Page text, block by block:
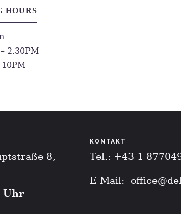
HOURS
2.30PM
10PM
8,
Uhr
KONTAKT
Tel.: +43 1
E-Mail: